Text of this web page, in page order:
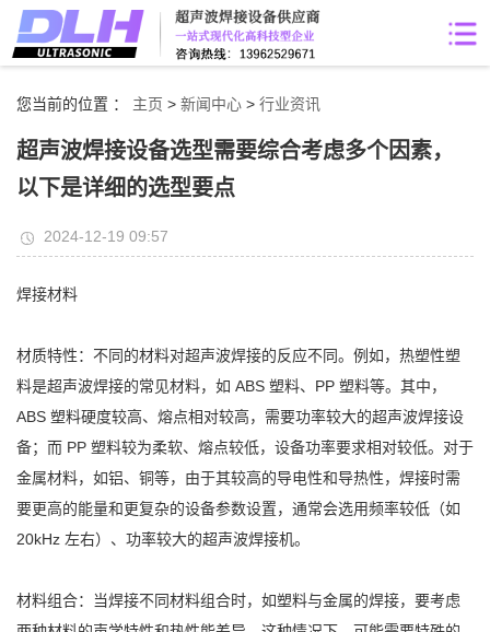
您当前的位置 ： 主页 > 新闻中心 > 行业资讯
超声波焊接设备选型需要综合考虑多个因素，
以下是详细的选型要点
2024-12-19 09:57
焊接材料
材质特性：不同的材料对超声波焊接的反应不同。例如，热塑性塑
料是超声波焊接的常见材料，如 ABS 塑料、PP 塑料等。其中，
ABS 塑料硬度较高、熔点相对较高，需要功率较大的超声波焊接设
备；而 PP 塑料较为柔软、熔点较低，设备功率要求相对较低。对于
金属材料，如铝、铜等，由于其较高的导电性和导热性，焊接时需
要更高的能量和更复杂的设备参数设置，通常会选用频率较低（如
20kHz 左右）、功率较大的超声波焊接机。
材料组合：当焊接不同材料组合时，如塑料与金属的焊接，要考虑